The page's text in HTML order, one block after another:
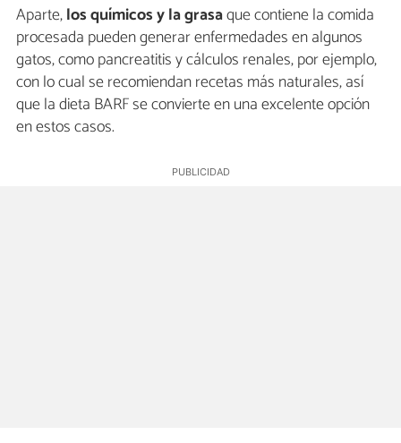
Aparte,los químicos y la grasaque contiene la comida
procesada pueden generar enfermedades en algunos
gatos, como pancreatitis y cálculos renales, por ejemplo,
con lo cual se recomiendan recetas más naturales, así
que la dieta BARF se convierte en una excelente opción
en estos casos.